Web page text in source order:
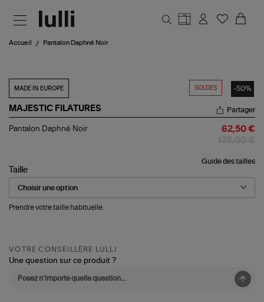
Accueil Pantalon Daphné Noir
SOLDES -50%
MADE IN EUROPE
MAJESTIC FILATURES
Pantalon
Partager
Pantalon Daphné Noir 62,50 €
Guide des tailles
Taille
Prendre votre taille habituelle.
VOTRE CONSEILLÈRE LULLI
Une question sur ce produit ?